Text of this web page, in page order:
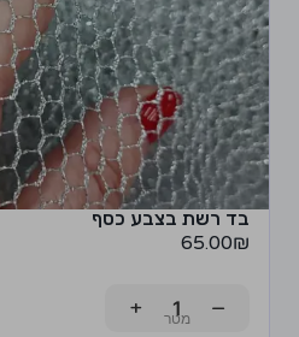
בד רשת בצבע כסף
65.00₪
−
+